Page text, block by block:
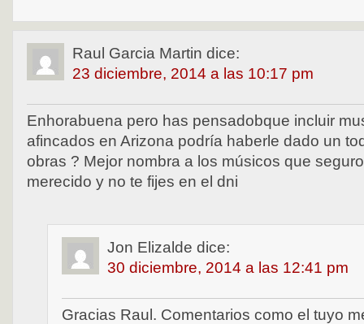
Raul Garcia Martin dice:
23 diciembre, 2014 a las 10:17 pm
Enhorabuena pero has pensadobque incluir
afincados en Arizona podría haberle dado un
obras ? Mejor nombra a los músicos que
merecido y no te fijes en el dni
Jon Elizalde dice:
30 diciembre, 2014 a las 12:41 pm
Gracias Raul. Comentarios como el tuyo